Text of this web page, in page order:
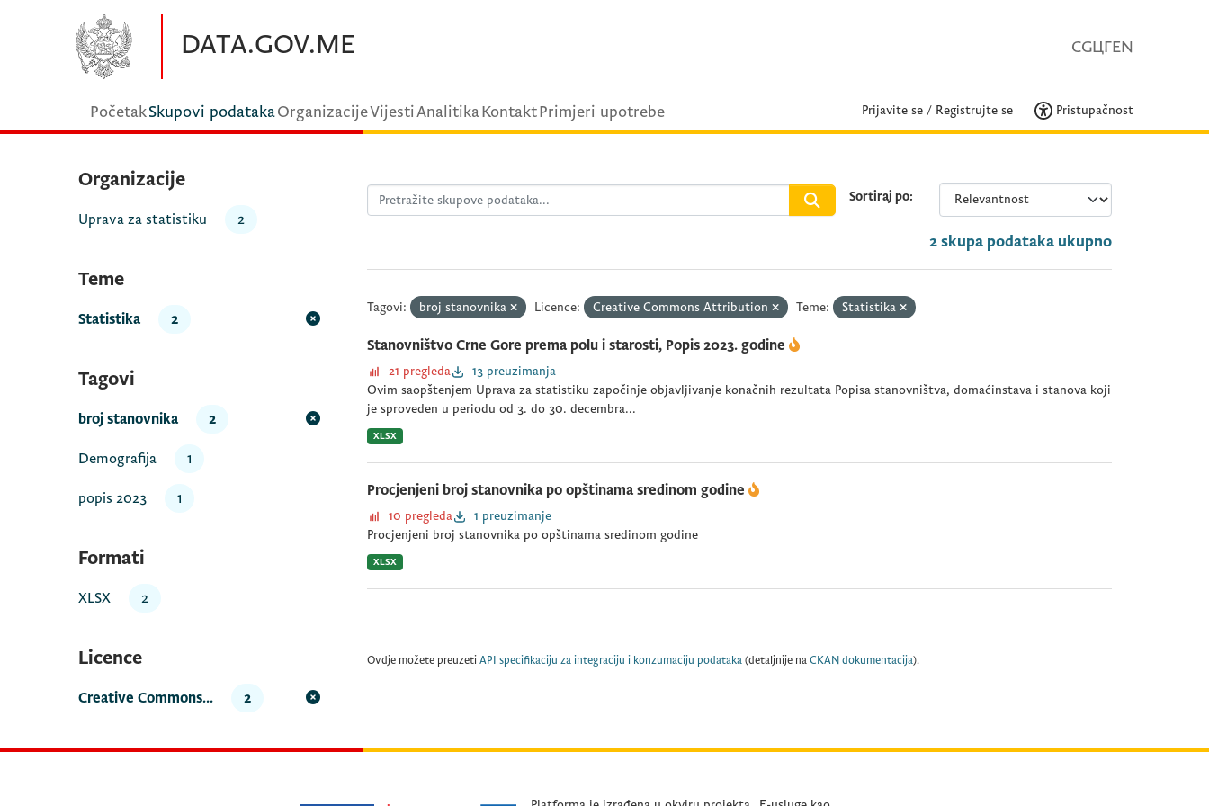
DATA.GOV.ME CGЦГEN
PočetakSkupovi podatakaOrganizacijeVijestiAnalitikaKontaktPrimjeri upotrebe Prijavite se / Registrujte se Pristupačnost
Organizacije
Uprava za statistiku 2
Teme
Statistika 2
Tagovi
broj stanovnika 2
Demografija 1
popis 2023 1
Formati
XLSX 2
Licence
Creative Commons... 2
Sortiraj po
2 skupa podataka ukupno
Tagovi: broj stanovnika Licence: Creative Commons Attribution Teme: Statistika
Stanovništvo Crne Gore prema polu i starosti, Popis 2023. godine
21 pregleda
13 preuzimanja
Ovim saopštenjem Uprava za statistiku započinje objavljivanje konačnih rezultata Popisa stanovništva, domaćinstava i stanova koji
je sproveden u periodu od 3. do 30. decembra...
XLSX
Procjenjeni broj stanovnika po opštinama sredinom godine
10 pregleda
1 preuzimanje
Procjenjeni broj stanovnika po opštinama sredinom godine
XLSX
Ovdje možete preuzeti API specifikaciju za integraciju i konzumaciju podataka (detaljnije na CKAN dokumentacija).